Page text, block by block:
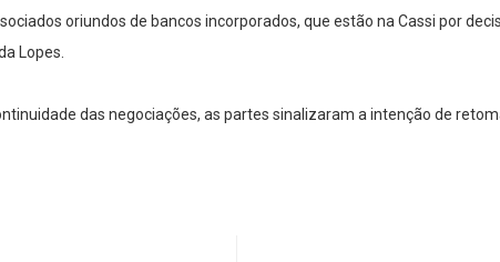
oriundos de bancos incorporados, que estão na Cassi por
Lopes.
das negociações, as partes sinalizaram a intenção de